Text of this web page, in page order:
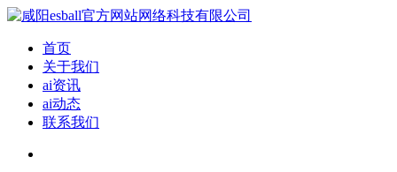
首页
关于我们
ai资讯
ai动态
联系我们